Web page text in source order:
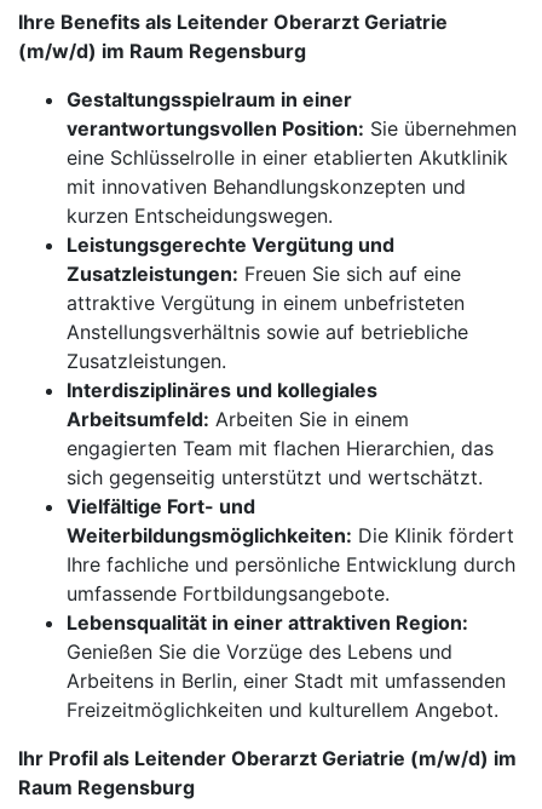
Ihre Benefits als Leitender Oberarzt Geriatrie
(m/w/d) im Raum Regensburg
Gestaltungsspielraum in einer
verantwortungsvollen Position: Sie übernehmen
eine Schlüsselrolle in einer etablierten Akutklinik
mit innovativen Behandlungskonzepten und
kurzen Entscheidungswegen.
Leistungsgerechte Vergütung und
Zusatzleistungen: Freuen Sie sich auf eine
attraktive Vergütung in einem unbefristeten
Anstellungsverhältnis sowie auf betriebliche
Zusatzleistungen.
Interdisziplinäres und kollegiales
Arbeitsumfeld: Arbeiten Sie in einem
engagierten Team mit flachen Hierarchien, das
sich gegenseitig unterstützt und wertschätzt.
Vielfältige Fort- und
Weiterbildungsmöglichkeiten: Die Klinik fördert
Ihre fachliche und persönliche Entwicklung durch
umfassende Fortbildungsangebote.
Lebensqualität in einer attraktiven Region:
Genießen Sie die Vorzüge des Lebens und
Arbeitens in Berlin, einer Stadt mit umfassenden
Freizeitmöglichkeiten und kulturellem Angebot.
Ihr Profil als Leitender Oberarzt Geriatrie (m/w/d) im
Raum Regensburg